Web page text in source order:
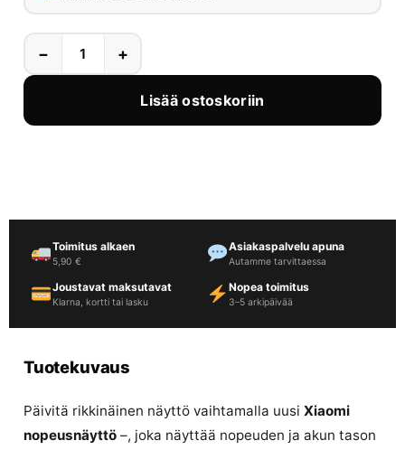
− +
Lisää ostoskoriin
Toimitus alkaen
5,90 €
Asiakaspalvelu apuna
Autamme tarvittaessa
Joustavat maksutavat
Klarna, kortti tai lasku
Nopea toimitus
3–5 arkipäivää
Tuotekuvaus
Päivitä rikkinäinen näyttö vaihtamalla uusi Xiaomi
nopeusnäyttö –, joka näyttää nopeuden ja akun tason